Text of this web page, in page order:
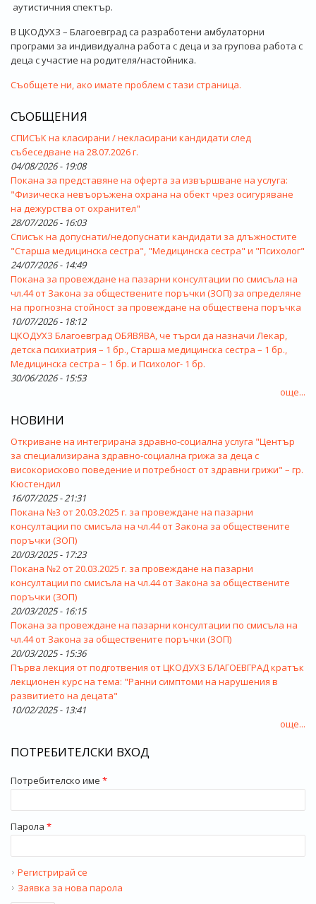
аутистичния спектър.
В ЦКОДУХЗ – Благоевград са разработени амбулаторни
програми за индивидуална работа с деца и за групова работа с
деца с участие на родителя/настойника.
Съобщете ни, ако имате проблем с тази страница.
СЪОБЩЕНИЯ
СПИСЪК на класирани / некласирани кандидати след
събеседване на 28.07.2026 г.
04/08/2026 - 19:08
Покана за представяне на оферта за извършване на услуга:
"Физическа невъоръжена охрана на обект чрез осигуряване
на дежурства от охранител"
28/07/2026 - 16:03
Списък на допуснати/недопуснати кандидати за длъжностите
"Старша медицинска сестра", "Медицинска сестра" и "Психолог"
24/07/2026 - 14:49
Покана за провеждане на пазарни консултации по смисъла на
чл.44 от Закона за обществените поръчки (ЗОП) за определяне
на прогнозна стойност за провеждане на обществена поръчка
10/07/2026 - 18:12
ЦКОДУХЗ Благоевград ОБЯВЯВА, че търси да назначи Лекар,
детска психиатрия – 1 бр., Старша медицинска сестра – 1 бр.,
Медицинска сестра – 1 бр. и Психолог- 1 бр.
30/06/2026 - 15:53
още...
НОВИНИ
Откриване на интегрирана здравно-социална услуга "Център
за специализирана здравно-социална грижа за деца с
високорисково поведение и потребност от здравни грижи" – гр.
Кюстендил
16/07/2025 - 21:31
Покана №3 от 20.03.2025 г. за провеждане на пазарни
консултации по смисъла на чл.44 от Закона за обществените
поръчки (ЗОП)
20/03/2025 - 17:23
Покана №2 от 20.03.2025 г. за провеждане на пазарни
консултации по смисъла на чл.44 от Закона за обществените
поръчки (ЗОП)
20/03/2025 - 16:15
Покана за провеждане на пазарни консултации по смисъла на
чл.44 от Закона за обществените поръчки (ЗОП)
20/03/2025 - 15:36
Първа лекция от подготвения от ЦКОДУХЗ БЛАГОЕВГРАД кратък
лекционен курс на тема: "Ранни симптоми на нарушения в
развитието на децата"
10/02/2025 - 13:41
още...
ПОТРЕБИТЕЛСКИ ВХОД
Потребителско име *
Парола *
Регистрирай се
Заявка за нова парола